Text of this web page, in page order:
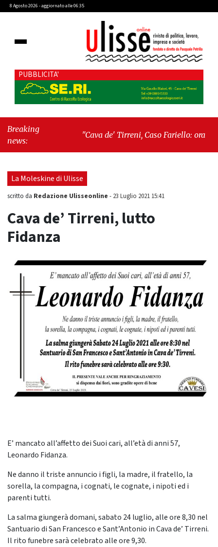
8 Agosto 2026 - aggiornato alle 06:35
PUBBLICITA'
Breaking
news:
"Cava de' Tirreni, Caso Fariello: ora
perché esiste"
La Moleskine di Ulisse
scritto da Redazione Ulisseonline - 23 Luglio 2021 15:41
Cava de’ Tirreni, lutto
Fidanza
E’ mancato all’affetto dei Suoi cari, all’età di anni 57,
Leonardo Fidanza.
Ne danno il triste annuncio i figli, la madre, il fratello, la
sorella, la compagna, i cognati, le cognate, i nipoti ed i
parenti tutti.
La salma giungerà domani, sabato 24 luglio, alle ore 8,30 nel
Santuario di San Francesco e Sant’Antonio in Cava de’ Tirreni.
Il rito funebre sarà celebrato alle ore 9,30.